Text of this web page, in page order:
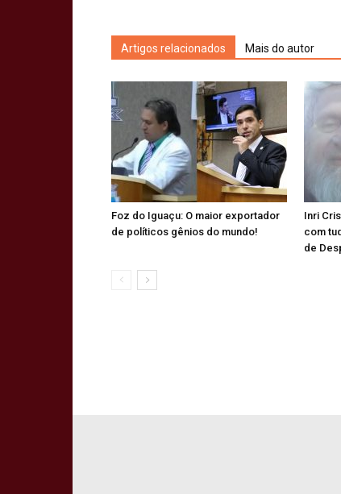
Artigos relacionados Mais do autor
Foz do Iguaçu: O maior exportador
de políticos gênios do mundo!
Inri
com
de